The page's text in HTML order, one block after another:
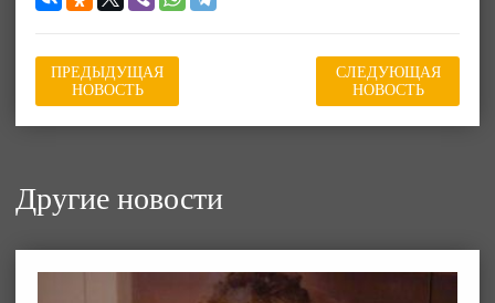
ПРЕДЫДУЩАЯ
НОВОСТЬ
СЛЕДУЮЩАЯ
НОВОСТЬ
Другие новости